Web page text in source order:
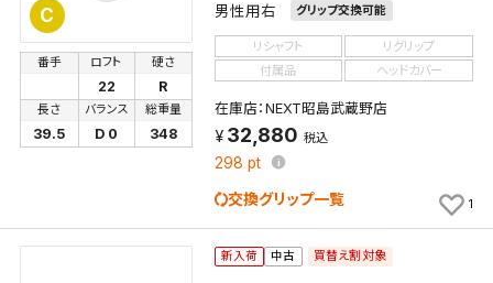
C 男性用右 グリップ交換可能
番手 ロフト
22
硬さ
R
長さ
39.5
バランス
D 0
総重量
348
リシャフト
リグリップ
付属品
ヘッドカバー
在庫店：NEXT昭島武蔵野店
32,880 税込
298 pt
交換グリップ一覧 1
新入荷 中古 買替え割対象